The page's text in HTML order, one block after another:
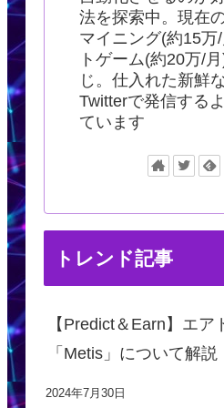
法を探索中。現在
マイニング(約15万
トゲーム(約20万/
じ。仕入れた新鮮
Twitterで発信する
ています
トレンド記事
【Predict＆Earn】エア
「Metis」について解説
2024年7月30日